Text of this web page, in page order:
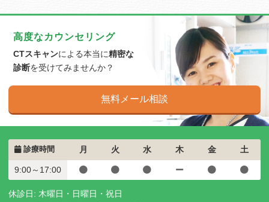
高度なカウンセリング
CTスキャンによる本当に精密な
診断を受けてみませんか？
無料メール相談
診療時間 月 火 水 木 金 土
9:00～17:00
休診日: 木曜日・日曜日・祝日